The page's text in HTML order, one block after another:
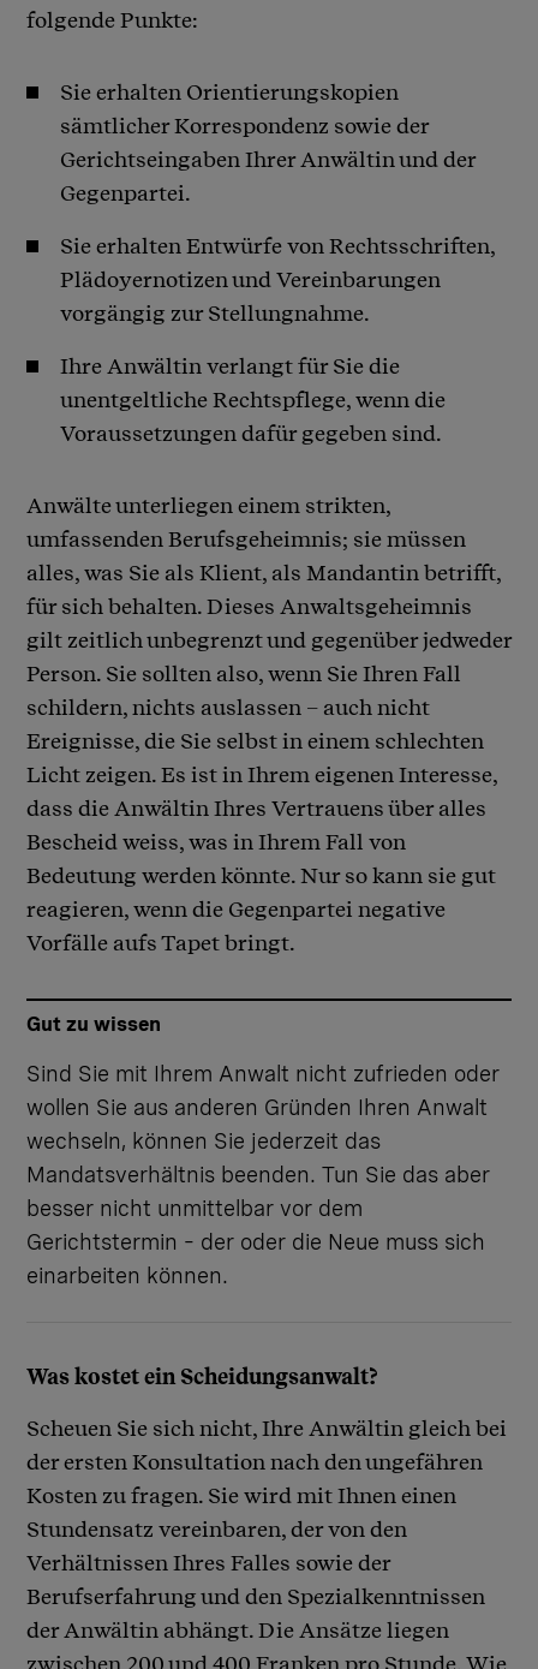
folgende Punkte:
Sie erhalten Orientierungskopien
sämtlicher Korrespondenz sowie der
Gerichtseingaben Ihrer Anwältin und der
Gegenpartei.
Sie erhalten Entwürfe von Rechtsschriften,
Plädoyernotizen und Vereinbarungen
vorgängig zur Stellungnahme.
Ihre Anwältin verlangt für Sie die
unentgeltliche Rechtspflege, wenn die
Voraussetzungen dafür gegeben sind.
Anwälte unterliegen einem strikten,
umfassenden Berufsgeheimnis; sie müssen
alles, was Sie als Klient, als Mandantin betrifft,
für sich behalten. Dieses Anwaltsgeheimnis
gilt zeitlich unbegrenzt und gegenüber jedweder
Person. Sie sollten also, wenn Sie Ihren Fall
schildern, nichts auslassen – auch nicht
Ereignisse, die Sie selbst in einem schlechten
Licht zeigen. Es ist in Ihrem eigenen Interesse,
dass die Anwältin Ihres Vertrauens über alles
Bescheid weiss, was in Ihrem Fall von
Bedeutung werden könnte. Nur so kann sie gut
reagieren, wenn die Gegenpartei negative
Vorfälle aufs Tapet bringt.
Gut zu wissen
Sind Sie mit Ihrem Anwalt nicht zufrieden oder
wollen Sie aus anderen Gründen Ihren Anwalt
wechseln, können Sie jederzeit das
Mandatsverhältnis beenden. Tun Sie das aber
besser nicht unmittelbar vor dem
Gerichtstermin – der oder die Neue muss sich
einarbeiten können.
Was kostet ein Scheidungsanwalt?
Scheuen Sie sich nicht, Ihre Anwältin gleich bei
der ersten Konsultation nach den ungefähren
Kosten zu fragen. Sie wird mit Ihnen einen
Stundensatz vereinbaren, der von den
Verhältnissen Ihres Falles sowie der
Berufserfahrung und den Spezialkenntnissen
der Anwältin abhängt. Die Ansätze liegen
zwischen 200 und 400 Franken pro Stunde. Wie